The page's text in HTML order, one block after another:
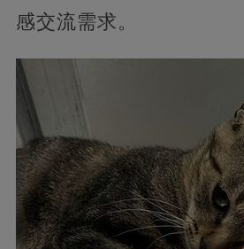
感交流需求。